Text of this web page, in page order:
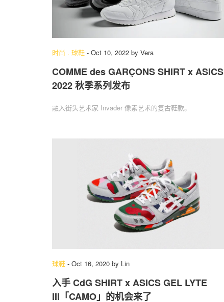
时尚 . 球鞋 - Oct 10, 2022 by Vera
COMME des GARÇONS SHIRT x ASICS
2022 秋季系列发布
融入街头艺术家 Invader 像素艺术的复古鞋款。
球鞋 - Oct 16, 2020 by Lin
入手 CdG SHIRT x ASICS GEL LYTE
III「CAMO」的机会来了